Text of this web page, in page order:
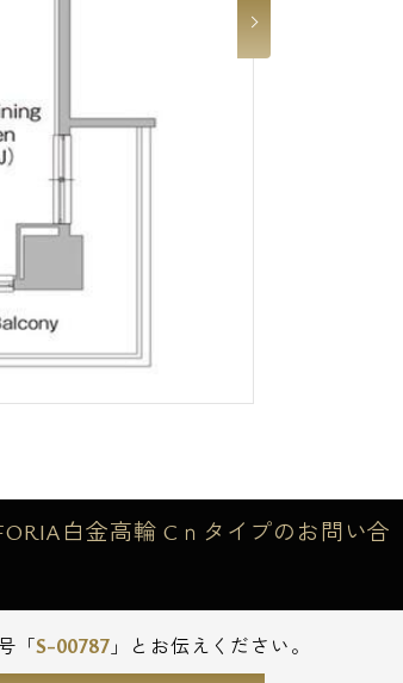
白金高輪 Cｎタイプのお問い合
「S-00787 」とお伝えください。